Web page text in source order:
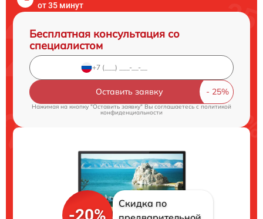
от 35 минут
Бесплатная консультация со
специалистом
Оставить заявку
Нажимая на кнопку "Оставить заявку" Вы соглашаетесь cполитикой
конфиденциальности
-20%
Скидка по